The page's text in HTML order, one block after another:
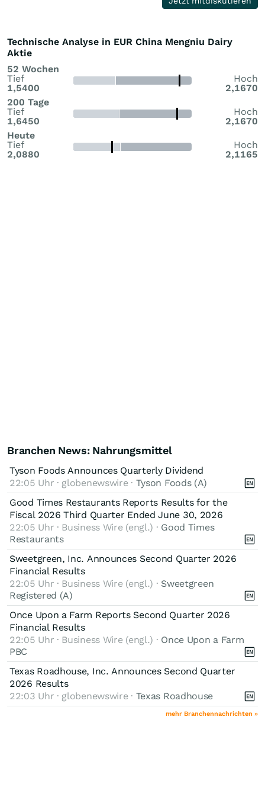
Technische Analyse in EUR China Mengniu Dairy
Aktie
52 Wochen
Tief
1,5400
Hoch
2,1670
200 Tage
Tief
1,6450
Hoch
2,1670
Heute
Tief
2,0880
Hoch
2,1165
Branchen News: Nahrungsmittel
Tyson Foods Announces Quarterly Dividend
22:05 Uhr · globenewswire · Tyson Foods (A)
Good Times Restaurants Reports Results for the
Fiscal 2026 Third Quarter Ended June 30, 2026
22:05 Uhr · Business Wire (engl.) · Good Times
Restaurants
Sweetgreen, Inc. Announces Second Quarter 2026
Financial Results
22:05 Uhr · Business Wire (engl.) · Sweetgreen
Registered (A)
Once Upon a Farm Reports Second Quarter 2026
Financial Results
22:05 Uhr · Business Wire (engl.) · Once Upon a Farm
PBC
Texas Roadhouse, Inc. Announces Second Quarter
2026 Results
22:03 Uhr · globenewswire · Texas Roadhouse
mehr Branchennachrichten »